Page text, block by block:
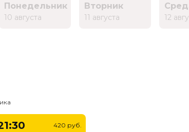
Понедельник
10 августа
Вторник
11 августа 12
420 руб.